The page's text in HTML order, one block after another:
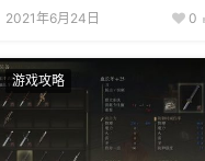
2021年6月24日 0
游戏攻略